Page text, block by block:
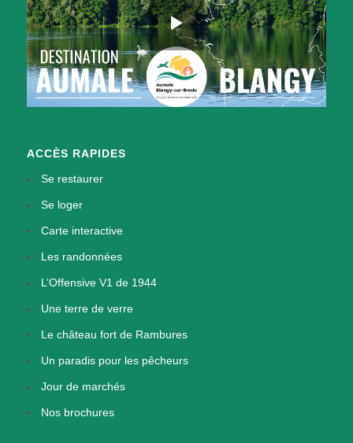
ACCÈS RAPIDES
Se restaurer
Se loger
Carte interactive
Les randonnées
L’Offensive V1 de 1944
Une terre de verre
Le château fort de Rambures
Un paradis pour les pêcheurs
Jour de marchés
Nos brochures